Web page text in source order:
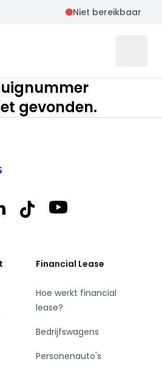
Niet bereikbaar
gevonden.
Tiktok YouTube
Financial Lease
Hoe werkt financial
lease?
Bedrijfswagens
Personenauto's